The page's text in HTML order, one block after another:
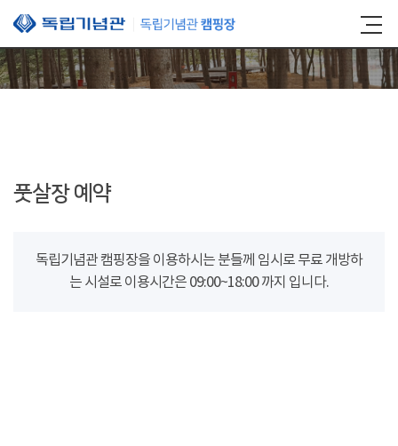
본문 바로가기
풋살장 예약
독립기념관 캠핑장을 이용하시는 분들께 임시로 무료 개방하
는 시설로 이용시간은 09:00~18:00 까지 입니다.